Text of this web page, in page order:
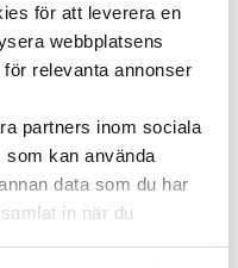
för att leverera en
webbplatsens
relevanta annonser
partners inom sociala
som kan använda
data som du har
in när du
16, då får nämligen
när du blir
Cervera åter som